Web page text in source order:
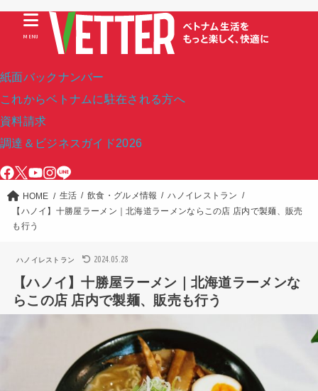
紙面バックナンバー
これからベトナムに駐在される方へ
資料請求
調達＆ビジネスガイド2026
MENU
HOME 生活 飲食・グルメ情報
ハノイレストラン
【ハノイ】十勝屋ラーメン｜北海道ラーメンならこの店 店内で製麺、販売
も行う
ハノイレストラン 2024.05.28
【ハノイ】十勝屋ラーメン｜北海道ラーメンな
らこの店 店内で製麺、販売も行う